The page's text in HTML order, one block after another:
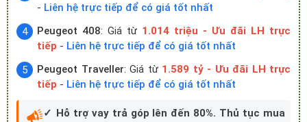
- Liên hệ trực tiếp để có giá tốt nhất
Peugeot 408: Giá từ 1.014 triệu - Ưu đãi LH trực
tiếp - Liên hệ trực tiếp để có giá tốt nhất
Peugeot Traveller: Giá từ 1.589 tỷ - Ưu đãi LH trực
tiếp - Liên hệ trực tiếp để có giá tốt nhất
✓ Hỗ trợ vay trả góp lên đến 80%. Thủ tục mua